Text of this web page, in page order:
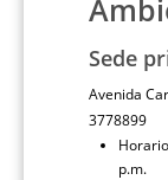
Sede
Avenida
3778899
p.m.